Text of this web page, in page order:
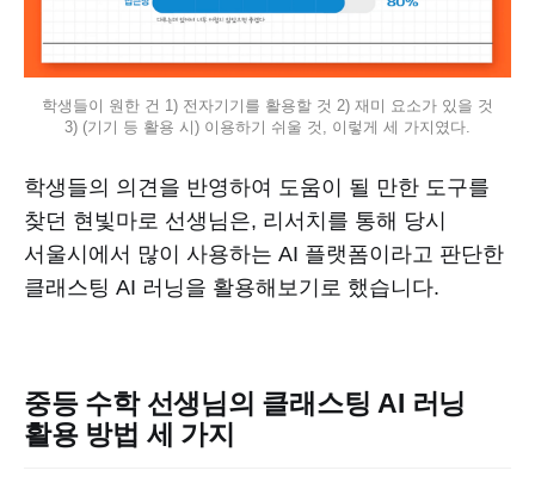
학생들이 원한 건 1) 전자기기를 활용할 것 2) 재미 요소가 있을 것
3) (기기 등 활용 시) 이용하기 쉬울 것, 이렇게 세 가지였다.
학생들의 의견을 반영하여 도움이 될 만한 도구를
찾던 현빛마로 선생님은, 리서치를 통해 당시
서울시에서 많이 사용하는 AI 플랫폼이라고 판단한
클래스팅 AI 러닝을 활용해보기로 했습니다.
중등 수학 선생님의 클래스팅 AI 러닝
활용 방법 세 가지